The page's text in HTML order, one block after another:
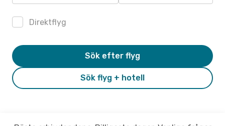
Direktflyg
Sök flyg + hotell
Sök efter flyg